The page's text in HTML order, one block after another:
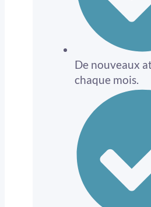
De nouveaux
chaque mois.